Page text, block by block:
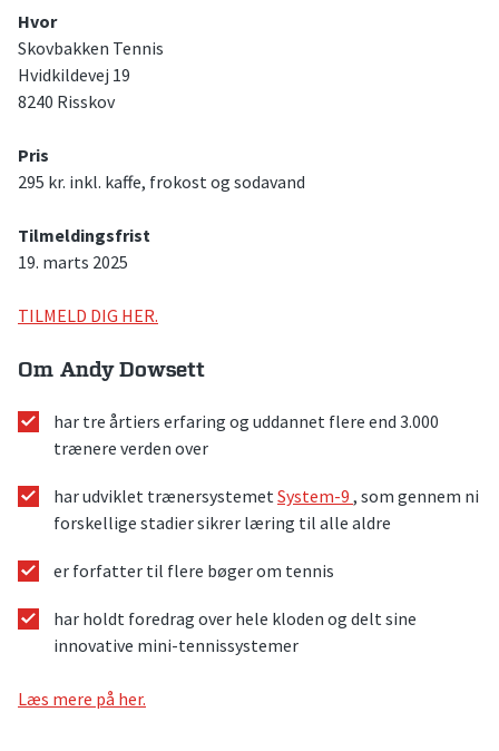
Hvor
Skovbakken Tennis
Hvidkildevej 19
8240 Risskov
Pris
295 kr. inkl. kaffe, frokost og sodavand
Tilmeldingsfrist
19. marts 2025
TILMELD DIG HER.
Om Andy Dowsett
har tre årtiers erfaring og uddannet flere end 3.000
trænere verden over
har udviklet trænersystemet System-9 , som gennem ni
forskellige stadier sikrer læring til alle aldre
er forfatter til flere bøger om tennis
har holdt foredrag over hele kloden og delt sine
innovative mini-tennissystemer
Læs mere på her.